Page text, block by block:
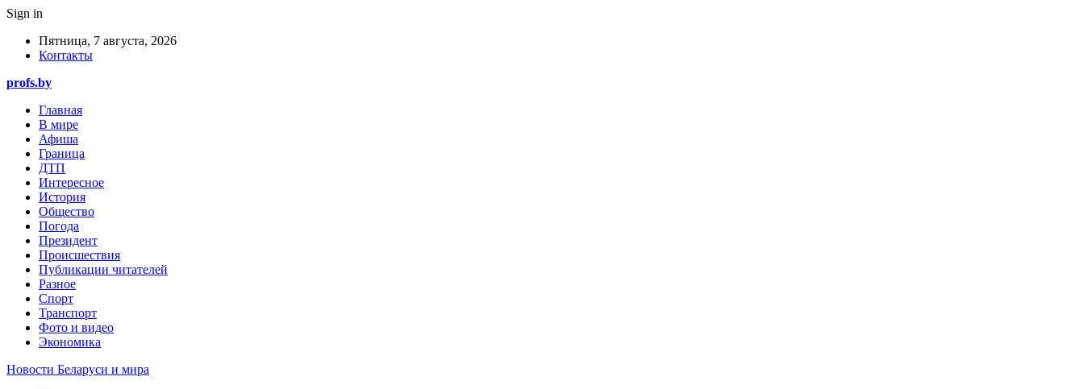
Sign in
Пятница, 7 августа, 2026
Контакты
profs.by
Главная
В мире
Афиша
Граница
ДТП
Интересное
История
Общество
Погода
Президент
Происшествия
Публикации читателей
Разное
Спорт
Транспорт
Фото и видео
Экономика
Новости Беларуси и мира